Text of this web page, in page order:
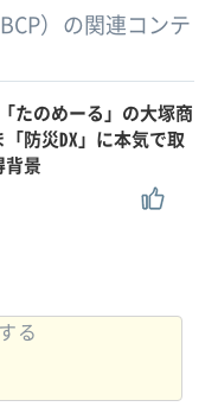
）の関連コンテ
たのめーる」の大塚商
防災DX」に本気で取
背景